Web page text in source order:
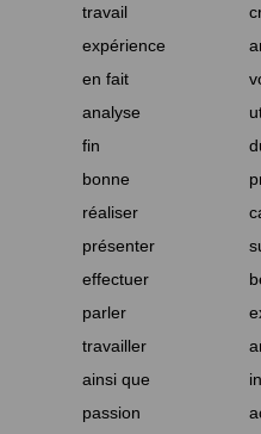
travail
expérience
en fait
analyse
fin
bonne
réaliser
présenter
effectuer
parler
travailler
ainsi que
passion